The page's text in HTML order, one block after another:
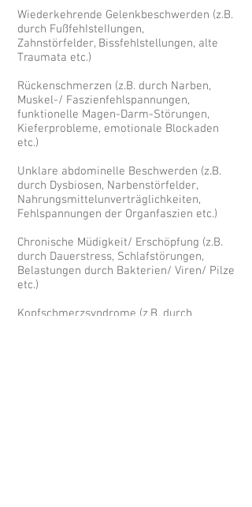
Wiederkehrende Gelenkbeschwerden (z.B.
durch FußfehIsteIIungen,
Zahnstörfelder, Bissfehlstellungen, alte
Traumata etc.)
Rückenschmerzen (z.B. durch Narben,
Muskel-/ Faszienfehlspannungen,
funktionelle Magen-Darm-Störungen,
Kieferprobleme, emotionale Blockaden
etc.)
Unklare abdominelle Beschwerden (z.B.
durch Dysbiosen, Narbenstörfelder,
Nahrungsmittelunverträglichkeiten,
Fehlspannungen der Organfaszien etc.)
Chronische Müdigkeit/ Erschöpfung (z.B.
durch Dauerstress, Schlafstörungen,
Belastungen durch Bakterien/ Viren/ Pilze
etc.)
Kopfschmerzsyndrome (z.B. durch